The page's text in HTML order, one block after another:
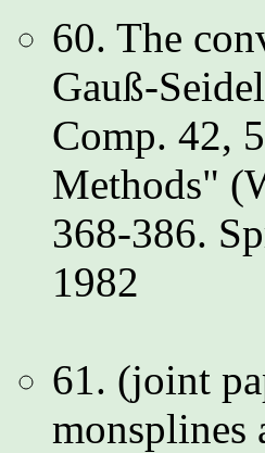
60. The
Gauß-
Comp. 42,
Methods"
368-386.
1982
61. (joint
monsplines